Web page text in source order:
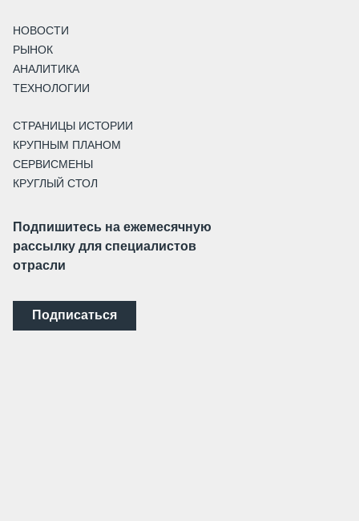
НОВОСТИ
РЫНОК
АНАЛИТИКА
ТЕХНОЛОГИИ
СТРАНИЦЫ ИСТОРИИ
КРУПНЫМ ПЛАНОМ
СЕРВИСМЕНЫ
КРУГЛЫЙ СТОЛ
Подпишитесь на ежемесячную
рассылку для специалистов
отрасли
Подписаться